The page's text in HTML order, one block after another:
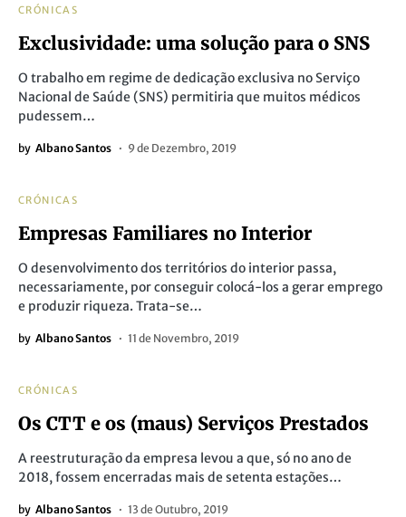
CRÓNICAS
Exclusividade: uma solução para o SNS
O trabalho em regime de dedicação exclusiva no Serviço
Nacional de Saúde (SNS) permitiria que muitos médicos
pudessem…
by Albano Santos 9 de Dezembro, 2019
CRÓNICAS
Empresas Familiares no Interior
O desenvolvimento dos territórios do interior passa,
necessariamente, por conseguir colocá-los a gerar emprego
e produzir riqueza. Trata-se…
by Albano Santos 11 de Novembro, 2019
CRÓNICAS
Os CTT e os (maus) Serviços Prestados
A reestruturação da empresa levou a que, só no ano de
2018, fossem encerradas mais de setenta estações…
by Albano Santos 13 de Outubro, 2019